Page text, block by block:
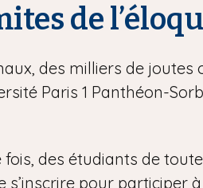
de
des milliers de
Paris 1 Panthéon-
des étudiants de
pour participer